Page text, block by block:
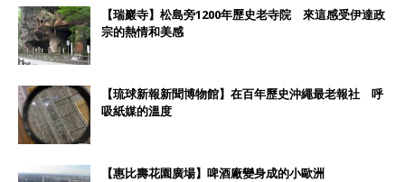
【瑞巖寺】松島旁1200年歷史老寺院 來這感受伊達政
宗的熱情和美感
【琉球新報新聞博物館】在百年歷史沖繩最老報社 呼
吸紙媒的溫度
【惠比壽花園廣場】啤酒廠變身成的小歐洲